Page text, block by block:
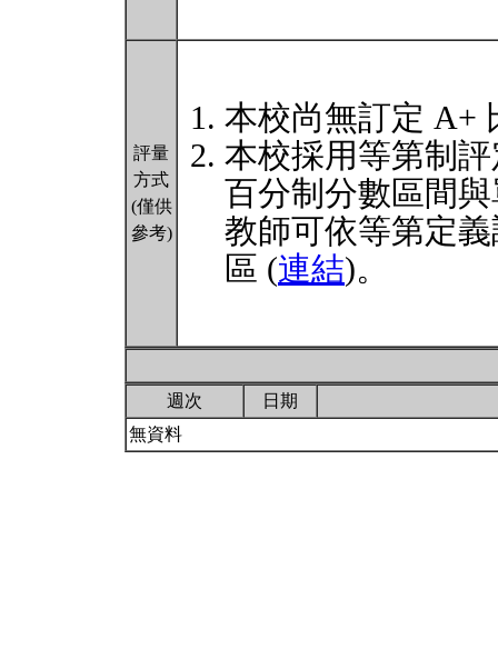
評量
方式
(僅供
參考)
本校尚無訂定 A+
本校採用等第制
百分制分數區間
教師可依等第定
區 (連結)。
週次
日期
無資料